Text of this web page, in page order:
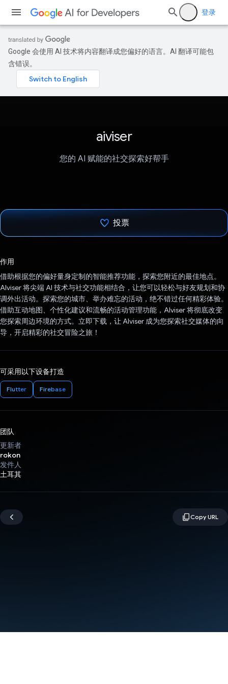
登录
Google 会使用 AI 技术将内容翻译成您偏好的语言。AI 翻译可能包
含错误。
aiviser
您的 AI 赋能的社交探索好帮手
投票
作用
借助根据您的偏好量身定制的智能推荐功能，探索您附近的最佳地点。
AIviser 将尖端 AI 技术与社交功能相结合，让您可以轻松与好友规划和协
调外出活动。探索您的城市、举办难忘的活动，绝不错过任何精彩体验。
借助互动地图、个性化建议和流畅的活动管理功能，AIviser 将彻底改变
您探索周边环境的方式。立即下载，让 AIviser 成为您探索社交媒体的向
导，开启精彩的社交冒险之旅！
可采用以下设备打造
Flutter Firebase
团队
更新者
rokon
发件人
土耳其